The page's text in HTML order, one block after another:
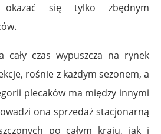
okazać się tylko zbędnym
cały czas wypuszcza na rynek
rośnie z każdym sezonem, a
plecaków ma między innymi
ona sprzedaż stacjonarną
po całym kraju, jak i